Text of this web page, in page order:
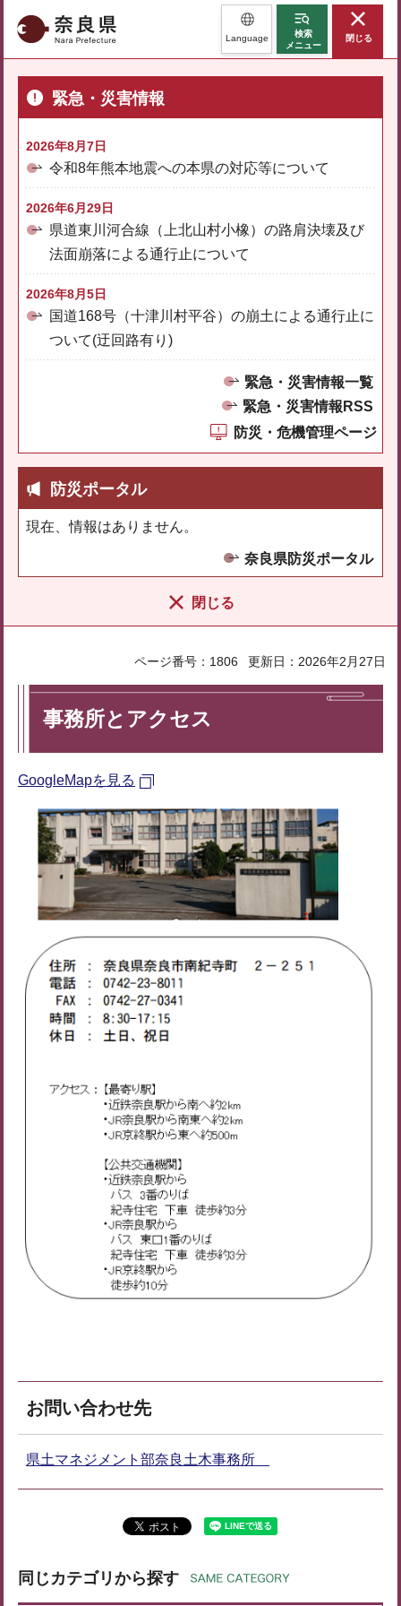
奈良県 Language
検索
メニュー
閉じる
緊急・災害情報
2026年8月7日
令和8年熊本地震への本県の対応等について
2026年6月29日
県道東川河合線（上北山村小橡）の路肩決壊及び
法面崩落による通行止について
2026年8月5日
国道168号（十津川村平谷）の崩土による通行止に
ついて(迂回路有り)
緊急・災害情報一覧
緊急・災害情報RSS
防災・危機管理ページ
防災ポータル
現在、情報はありません。
奈良県防災ポータル
閉じる
ページ番号：1806 更新日：2026年2月27日
事務所とアクセス
GoogleMapを見る
お問い合わせ先
県土マネジメント部奈良土木事務所
同じカテゴリから探す